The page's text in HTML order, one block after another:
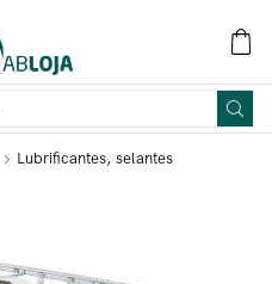
Lubrificantes, selantes